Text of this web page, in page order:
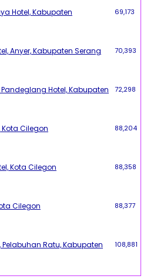
Hotel, Kabupaten
69,173
Anyer, Kabupaten Serang 70,393
Hotel, Kabupaten
72,298
Cilegon 88,204
Kota Cilegon 88,358
Cilegon 88,377
Pelabuhan Ratu, Kabupaten
108,881